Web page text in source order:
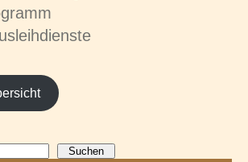
Suchen